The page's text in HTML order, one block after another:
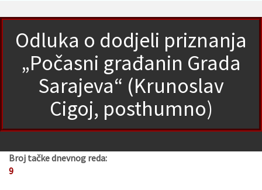
Odluka o dodjeli priznanja
„Počasni građanin Grada
Sarajeva“ (Krunoslav
Cigoj, posthumno)
Broj tačke dnevnog reda:
9